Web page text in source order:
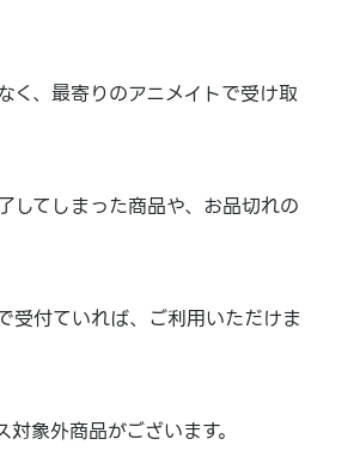
く、最寄りのアニメイトで受け取
してしまった商品や、お品切れの
受付ていれば、ご利用いただけま
象外商品がございます。